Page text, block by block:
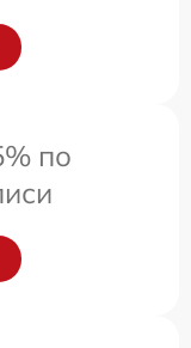
по